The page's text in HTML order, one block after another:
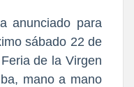
anunciado para
sábado 22 de
de la Virgen
mano a mano